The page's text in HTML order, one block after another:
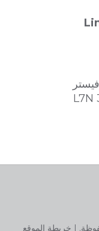
خريطة الموقع